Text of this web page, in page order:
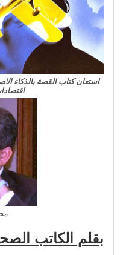
استعان كتاب القصة بالذكاء
بقلم الكاتب